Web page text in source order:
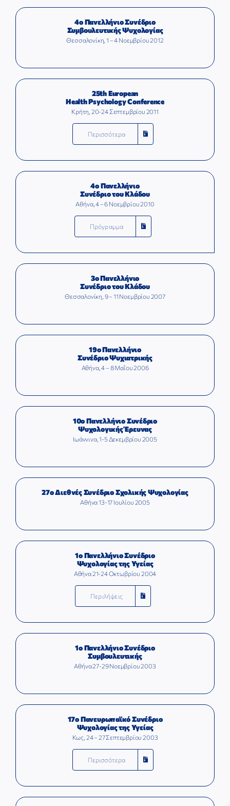
4ο Πανελλήνιο Συνέδριο
Συμβουλευτικής Ψυχολογίας
Θεσσαλονίκη, 1 – 4 Νοεμβρίου 2012
25th European
Health Psychology Conference
Κρήτη, 20-24 Σεπτεμβρίου 2011
Περισσότερα
4ο Πανελλήνιο
Συνέδριο του Κλάδου
Αθήνα, 4 – 6 Νοεμβρίου 2010
Πρόγραμμα
3ο Πανελλήνιο
Συνέδριο του Κλάδου
Θεσσαλονίκη, 9 – 11 Νοεμβρίου 2007
19ο Πανελλήνιο
Συνέδριο Ψυχιατρικής
Αθήνα, 4 – 8 Μαΐου 2006
10ο Πανελλήνιο Συνέδριο
Ψυχολογικής Έρευνας
Ιωάννινα, 1-5 Δεκεμβρίου 2005
27ο Διεθνές Συνέδριο Σχολικής Ψυχολογίας
Αθήνα 13-17 Ιουλίου 2005
1ο Πανελλήνιο Συνέδριο
Ψυχολογίας της Υγείας
Αθήνα 21-24 Οκτωβρίου 2004
Περιλήψεις
1ο Πανελλήνιο Συνέδριο
Συμβουλευτικής
Αθήνα 27-29 Νοεμβρίου 2003
17ο Πανευρωπαϊκό Συνέδριο
Ψυχολογίας της Υγείας
Κως, 24 – 27 Σεπτεμβρίου 2003
Περισσότερα